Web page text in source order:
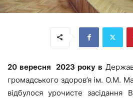
20 вересня 2023 року в
громадського здоров’я ім. О.М.
відбулося урочисте засідання